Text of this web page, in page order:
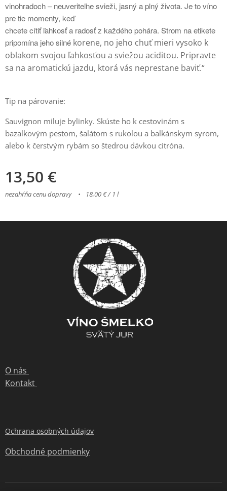
vinohradoch – neuveriteľne svieži, jasný a plný života. Je to víno
pre tie momenty, keď
chcete cítiť ľahkosť a radosť z každého pohára. Strom na etikete
pripomína jeho silné korene, no jeho chuť mieri vysoko k
oblakom svojou ľahkosťou a sviežou aciditou. Pripravte
sa na aromatickú jazdu, ktorá vás neprestane baviť.“
Tip na párovanie:
Sauvignon miluje bylinky. Skúste ho k cestovinám s
bazalkovým pestom, šalátom s rukolou a balkánskym syrom,
alebo k čerstvým rybám so štedrou dávkou citróna.
13,50 €
nezahŕňa cenu dopravy 18,00 € / 1 l
O nás
Kontakt
Ochrana osobných údajov
Obchodné podmienky